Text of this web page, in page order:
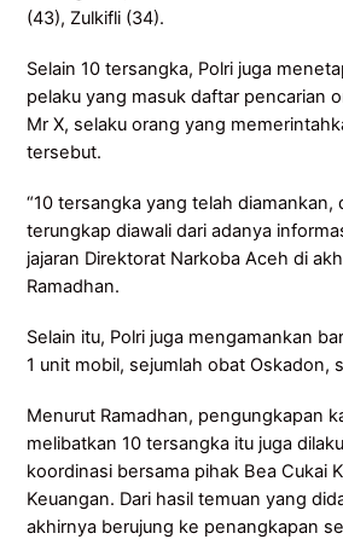
(43), Zulkifli (34).
Selain 10 tersangka, Polri juga
pelaku yang masuk daftar pencarian
Mr X, selaku orang yang
tersebut.
“10 tersangka yang telah diamankan,
terungkap diawali dari adanya
jajaran Direktorat Narkoba Aceh di
Ramadhan.
Selain itu, Polri juga mengamankan
1 unit mobil, sejumlah obat Oskadon,
Menurut Ramadhan, pengungkapan
melibatkan 10 tersangka itu juga
koordinasi bersama pihak Bea Cukai
Keuangan. Dari hasil temuan yang
akhirnya berujung ke penangkapan